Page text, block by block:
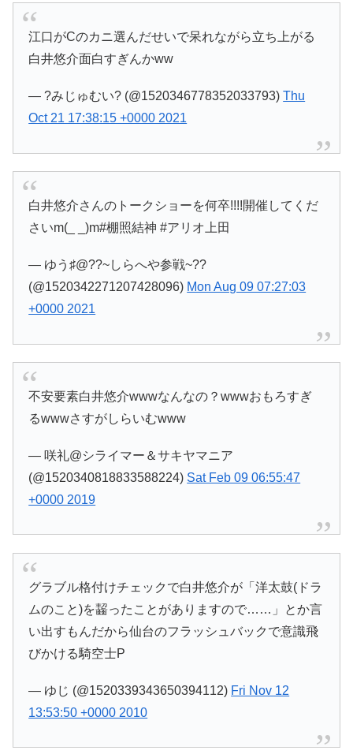
江口がCのカニ選んだせいで呆れながら立ち上がる
白井悠介面白すぎんかww
— ?みじゅむい? (@1520346778352033793)Thu
Oct 21 17:38:15 +0000 2021
白井悠介さんのトークショーを何卒!!!!開催してくだ
さいm(_ _)m#棚照結神 #アリオ上田
— ゆう♯@??~しらへや参戦~??
(@1520342271207428096) Mon Aug 09 07:27:03
+0000 2021
不安要素白井悠介wwwなんなの？wwwおもろすぎ
るwwwさすがしらいむwww
— 咲礼@シライマー＆サキヤマニア
(@1520340818833588224) Sat Feb 09 06:55:47
+0000 2019
グラブル格付けチェックで白井悠介が「洋太鼓(ドラ
ムのこと)を齧ったことがありますので……」とか言
い出すもんだから仙台のフラッシュバックで意識飛
びかける騎空士P
— ゆじ (@1520339343650394112) Fri Nov 12
13:53:50 +0000 2010